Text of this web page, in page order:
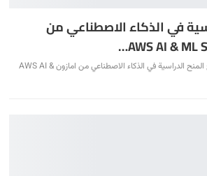
في الذكاء الاصطناعي من
هل سمعت من قبل عن برنامج المنح الدراسية في الذكاء الاصطناعي من امازون AWS AI &